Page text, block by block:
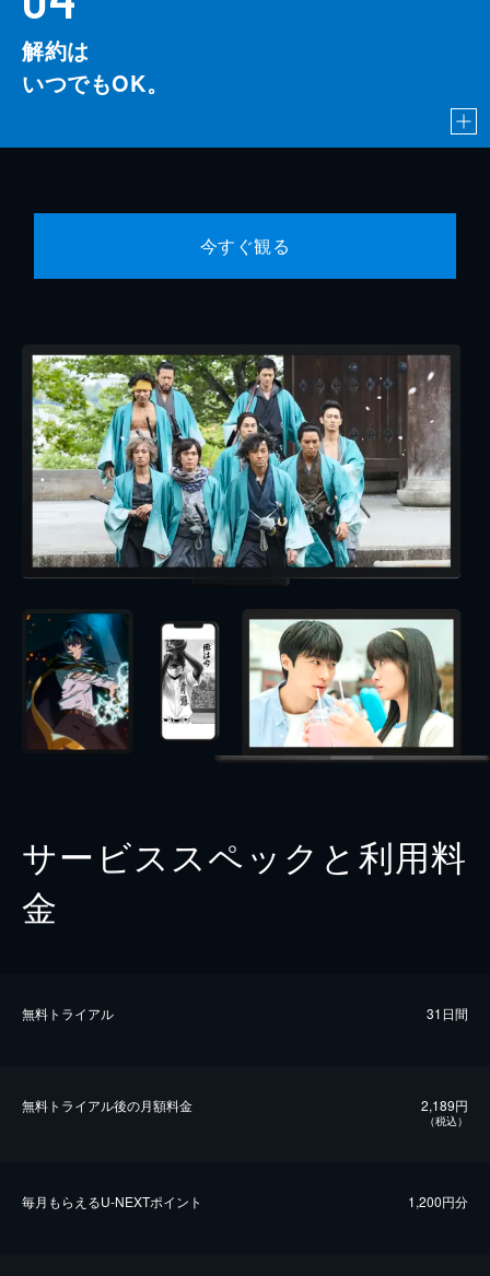
解約は
いつでもOK。
今すぐ観る
サービススペックと利用料
金
無料トライアル 31日間
無料トライアル後の⽉額料金 2,189円
（税込）
毎⽉もらえるU-NEXTポイント 1,200円分